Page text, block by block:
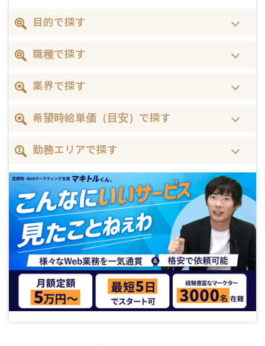
目的で探す
職種で探す
業界で探す
希望時給単価（目安）で探す
勤務エリアで探す